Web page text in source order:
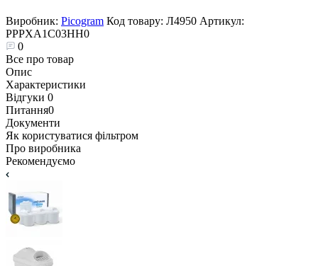
Виробник: Picogram Код товару: Л4950 Артикул:
PPPXA1C03HH0
0
Все про товар
Опис
Характеристики
Відгуки 0
Питання0
Документи
Як користуватися фільтром
Про виробника
Рекомендуємо